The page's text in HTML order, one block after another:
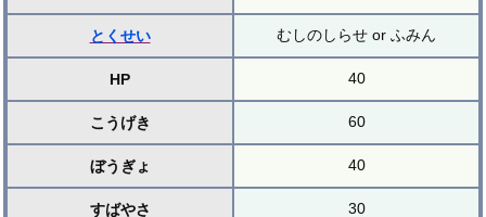
とくせい むしのしらせ or ふみん
HP 40
こうげき 60
ぼうぎょ 40
すばやさ 30